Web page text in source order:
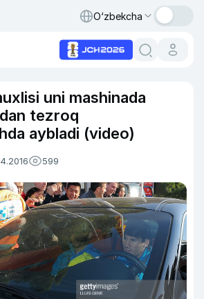
O‘zbekcha
uni mashinada
tezroq
aybladi (video)
599